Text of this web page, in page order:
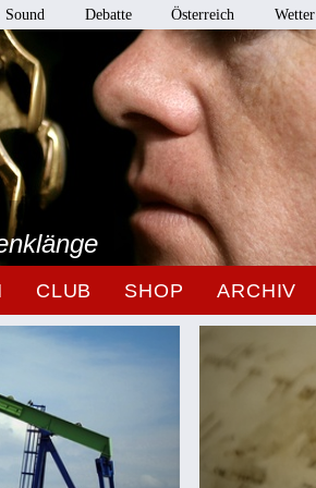
Sound Debatte Österreich Wetter
CLUB SHOP ARCHIV